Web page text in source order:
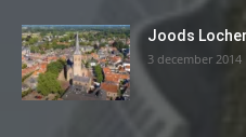
Joods
3 december 2014